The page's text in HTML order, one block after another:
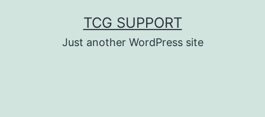
TCG SUPPORT
Just another WordPress site